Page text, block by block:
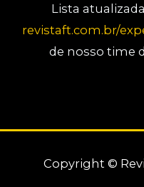
Lista
revistaft.com.br/
de nosso time
Copyright ©